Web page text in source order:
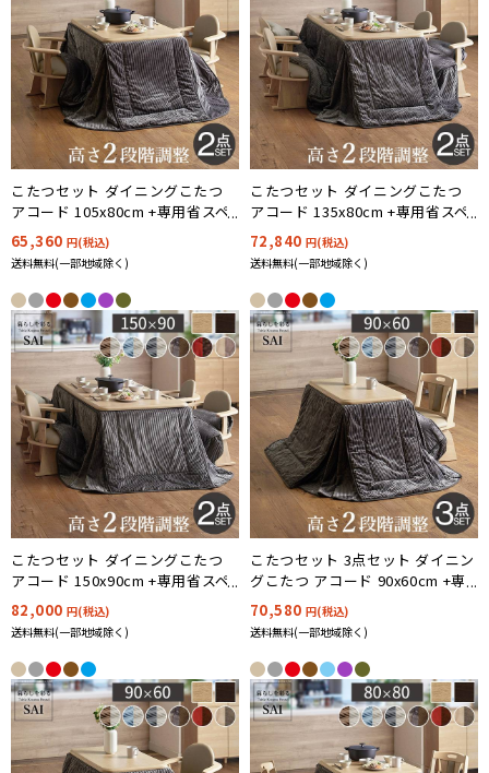
こたつセット ダイニングこたつ
アコード 105x80cm +専用省スペ
ース布団2点セット ハイタイプ 12
色対応
65,360 円(税込)
送料無料(一部地域除く)
こたつセット ダイニングこたつ
アコード 135x80cm +専用省スペ
ース布団2点セット ハイタイプ 12
色対応
72,840 円(税込)
送料無料(一部地域除く)
こたつセット ダイニングこたつ
アコード 150x90cm +専用省スペ
ース布団2点セット ハイタイプ 12
色対応
82,000 円(税込)
送料無料(一部地域除く)
こたつセット 3点セット ダイニン
グこたつ アコード 90x60cm +専
用省スペース布団 +回転椅子1脚
12色対応 ハイタイプ I-2700159
70,580 円(税込)
送料無料(一部地域除く)